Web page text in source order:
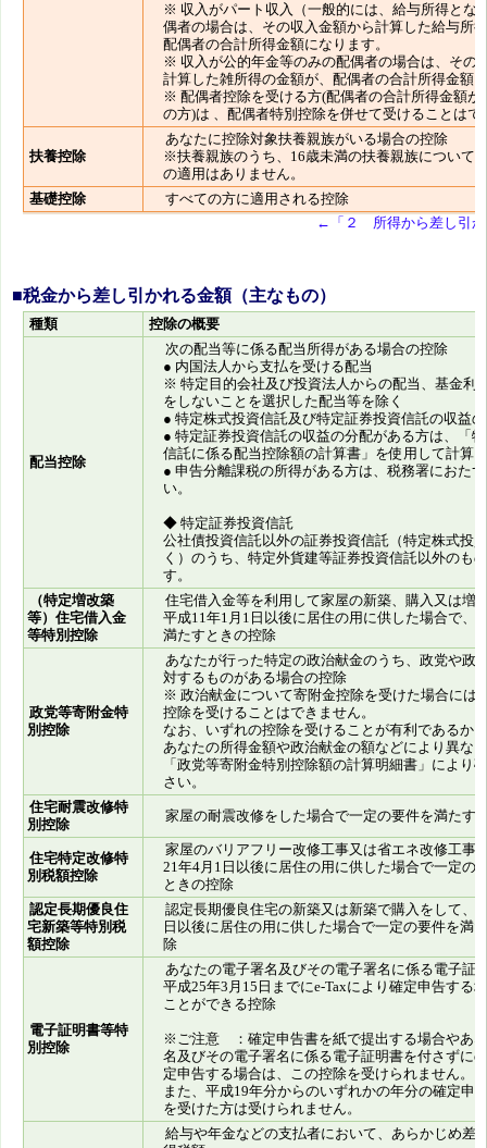
※ 収入がパート収入（一般的には、給与所得とな
偶者の場合は、その収入金額から計算した給与所
配偶者の合計所得金額になります。
※ 収入が公的年金等のみの配偶者の場合は、その
計算した雑所得の金額が、配偶者の合計所得金額
※ 配偶者控除を受ける方(配偶者の合計所得金額が
の方)は 、配偶者特別控除を併せて受けることはで
扶養控除
あなたに控除対象扶養親族がいる場合の控除
※扶養親族のうち、16歳未満の扶養親族について
の適用はありません。
基礎控除
すべての方に適用される控除
←「２ 所得から差し引か
■税金から差し引かれる金額（主なもの）
種類 控除の概要
配当控除
次の配当等に係る配当所得がある場合の控除
● 内国法人から支払を受ける配当
※ 特定目的会社及び投資法人からの配当、基金利
をしないことを選択した配当等を除く
● 特定株式投資信託及び特定証券投資信託の収益
● 特定証券投資信託の収益の分配がある方は、「
信託に係る配当控除額の計算書」を使用して計算
● 申告分離課税の所得がある方は、税務署におた
い。
◆ 特定証券投資信託
公社債投資信託以外の証券投資信託（特定株式投
く）のうち、特定外貨建等証券投資信託以外のも
す。
（特定増改築
等）住宅借入金
等特別控除
住宅借入金等を利用して家屋の新築、購入又は増
平成11年1月1日以後に居住の用に供した場合で、
満たすときの控除
政党等寄附金特
別控除
あなたが行った特定の政治献金のうち、政党や政
対するものがある場合の控除
※ 政治献金について寄附金控除を受けた場合には
控除を受けることはできません。
なお、いずれの控除を受けることが有利であるか
あなたの所得金額や政治献金の額などにより異な
「政党等寄附金特別控除額の計算明細書」により
さい。
住宅耐震改修特
別控除
家屋の耐震改修をした場合で一定の要件を満たす
住宅特定改修特
別税額控除
家屋のバリアフリー改修工事又は省エネ改修工事
21年4月1日以後に居住の用に供した場合で一定の
ときの控除
認定長期優良住
宅新築等特別税
額控除
認定長期優良住宅の新築又は新築で購入をして、
日以後に居住の用に供した場合で一定の要件を満
除
電子証明書等特
別控除
あなたの電子署名及びその電子署名に係る電子証
平成25年3月15日までにe-Taxにより確定申告する
ことができる控除
※ご注意 ：確定申告書を紙で提出する場合やあ
名及びその電子署名に係る電子証明書を付さずに
定申告する場合は、この控除を受けられません。
また、平成19年分からのいずれかの年分の確定申
を受けた方は受けられません。
給与や年金などの支払者において、あらかじめ差